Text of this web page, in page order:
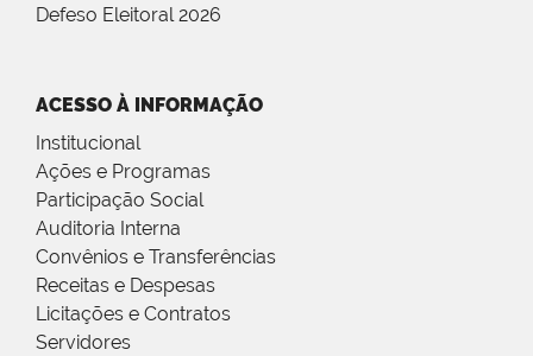
Defeso Eleitoral 2026
ACESSO À INFORMAÇÃO
Institucional
Ações e Programas
Participação Social
Auditoria Interna
Convênios e Transferências
Receitas e Despesas
Licitações e Contratos
Servidores